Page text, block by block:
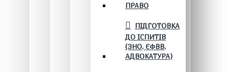
ПРАВО
ПІДГОТОВКА
ДО ІСПИТІВ
(ЗНО, ЄФВВ,
АДВОКАТУРА)